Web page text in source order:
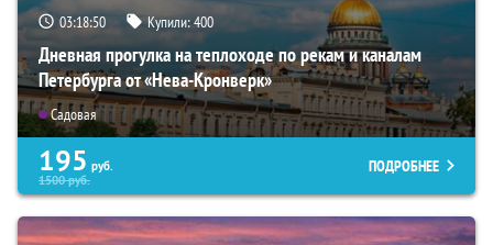
03:18:48 Купили:400
Дневная прогулка на теплоходе по рекам и каналам
Петербурга от «Нева-Кронверк»
Садовая
195 руб.
1500руб.
ПОДРОБНЕЕ